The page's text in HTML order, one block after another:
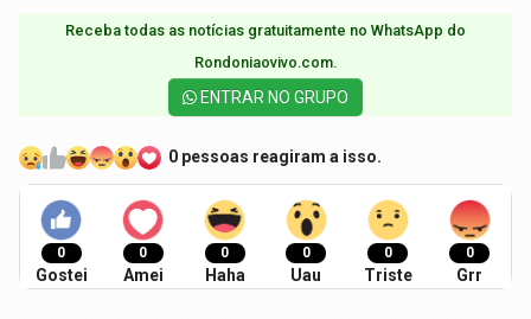
Receba todas as notícias gratuitamente no WhatsApp do
Rondoniaovivo.com.​
ENTRAR NO GRUPO
0 pessoas reagiram a isso.
0
Gostei
0
Amei
0
Haha
0
Uau
0
Triste
0
Grr